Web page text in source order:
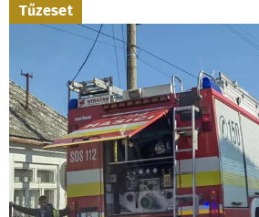
Tűzeset